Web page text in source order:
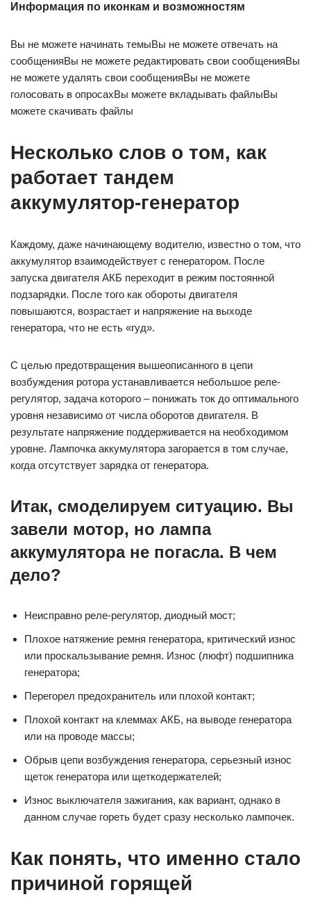
Информация по иконкам и возможностям
Вы не можете начинать темыВы не можете отвечать на
сообщенияВы не можете редактировать свои сообщенияВы
не можете удалять свои сообщенияВы не можете
голосовать в опросахВы можете вкладывать файлыВы
можете скачивать файлы
Несколько слов о том, как
работает тандем
аккумулятор-генератор
Каждому, даже начинающему водителю, известно о том, что
аккумулятор взаимодействует с генератором. После
запуска двигателя АКБ переходит в режим постоянной
подзарядки. После того как обороты двигателя
повышаются, возрастает и напряжение на выходе
генератора, что не есть «гуд».
С целью предотвращения вышеописанного в цепи
возбуждения ротора устанавливается небольшое реле-
регулятор, задача которого – понижать ток до оптимального
уровня независимо от числа оборотов двигателя. В
результате напряжение поддерживается на необходимом
уровне. Лампочка аккумулятора загорается в том случае,
когда отсутствует зарядка от генератора.
Итак, смоделируем ситуацию. Вы
завели мотор, но лампа
аккумулятора не погасла. В чем
дело?
Неисправно реле-регулятор, диодный мост;
Плохое натяжение ремня генератора, критический износ
или проскальзывание ремня. Износ (люфт) подшипника
генератора;
Перегорел предохранитель или плохой контакт;
Плохой контакт на клеммах АКБ, на выводе генератора
или на проводе массы;
Обрыв цепи возбуждения генератора, серьезный износ
щеток генератора или щеткодержателей;
Износ выключателя зажигания, как вариант, однако в
данном случае гореть будет сразу несколько лампочек.
Как понять, что именно стало
причиной горящей